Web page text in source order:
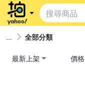
全部分類
最新上架 價格